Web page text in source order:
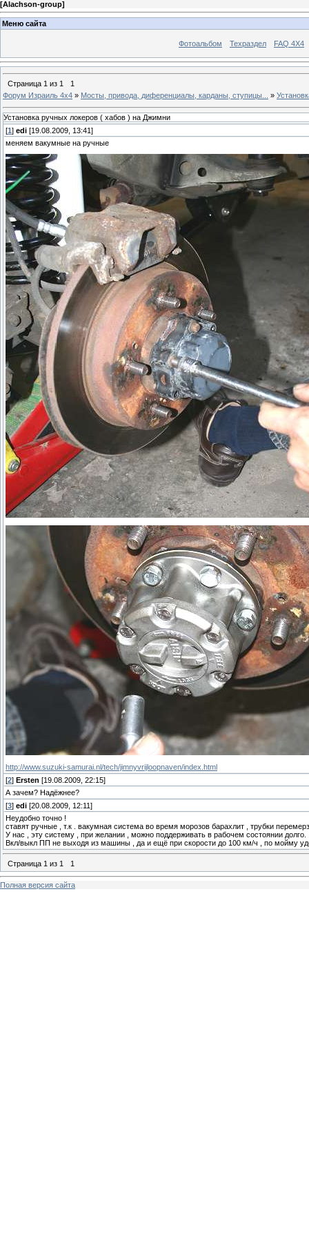
[Alachson-group]
Меню сайта
Фотоальбом Техраздел FAQ 4X4
Страница 1 из 1
1
Форум Израиль 4х4 » Мосты, привода, диференциалы, карданы, ступицы... »
Установка ручных локеров ( хабов ) на Джимни
[1] edi [19.08.2009, 13:41]
меняем вакумные на ручные
http://www.suzuki-samurai.nl/tech/jimnyvrijloopnaven/index.html
[2] Ersten [19.08.2009, 22:15]
А зачем? Надёжнее?
[3] edi [20.08.2009, 12:11]
Неудобно точно !
ставят ручные , т.к . вакумная система во время морозов барахлит , трубки
У нас , эту систему , при желании , можно поддерживать в рабочем состоянии долго.
Вкл/выкл ПП не выходя из машины , да и ещё при скорости до 100 км/ч , по мойму
Страница 1 из 1 1
Полная версия сайта